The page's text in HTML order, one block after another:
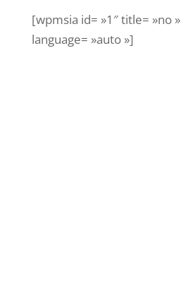
[wpmsia id= »1″ title= »no »
language= »auto »]